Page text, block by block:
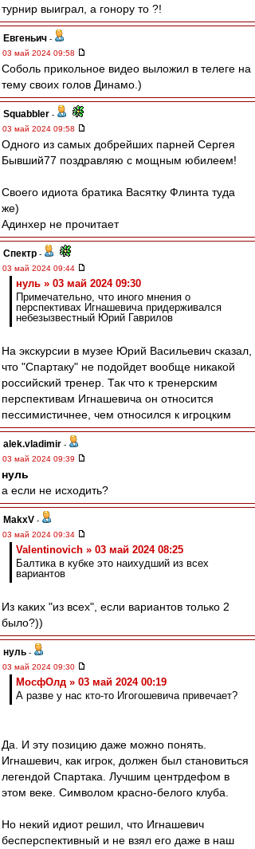
турнир выиграл, а гонору то ?!
Евгеньич -
03 май 2024 09:58
Соболь прикольное видео выложил в телеге на
тему своих голов Динамо.)
Squabbler -
03 май 2024 09:58
Одного из самых добрейших парней Сергея
Бывший77 поздравляю с мощным юбилеем!
Своего идиота братика Васятку Флинта туда
же)
Адинхер не прочитает
Спектр -
03 май 2024 09:44
нуль » 03 май 2024 09:30
Примечательно, что иного мнения о
перспективах Игнашевича придерживался
небезызвестный Юрий Гаврилов
На экскурсии в музее Юрий Васильевич сказал,
что "Спартаку" не подойдет вообще никакой
российский тренер. Так что к тренерским
перспективам Игнашевича он относится
пессимистичнее, чем относился к игроцким
alek.vladimir -
03 май 2024 09:39
нуль
а если не исходить?
MakxV -
03 май 2024 09:34
Valentinovich » 03 май 2024 08:25
Балтика в кубке это наихудший из всех
вариантов
Из каких "из всех", если вариантов только 2
было?))
нуль -
03 май 2024 09:30
МосфОлд » 03 май 2024 00:19
А разве у нас кто-то Игогошевича привечает?
Да. И эту позицию даже можно понять.
Игнашевич, как игрок, должен был становиться
легендой Спартака. Лучшим центрдефом в
этом веке. Символом красно-белого клуба.
Но некий идиот решил, что Игнашевич
бесперспективный и не взял его даже в наш